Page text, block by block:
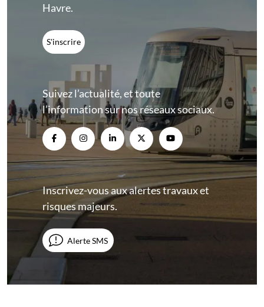
Havre.
S'inscrire
Suivez l’actualité, et toute
l’information sur nos réseaux sociaux.
Inscrivez-vous aux alertes travaux et
risques majeurs.
Alerte SMS